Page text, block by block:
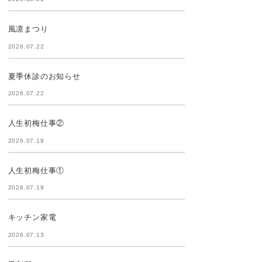
風凛まつり
2026.07.22
夏季休診のお知らせ
2026.07.22
人生初梅仕事②
2026.07.19
人生初梅仕事①
2026.07.19
キッチン家電
2026.07.13